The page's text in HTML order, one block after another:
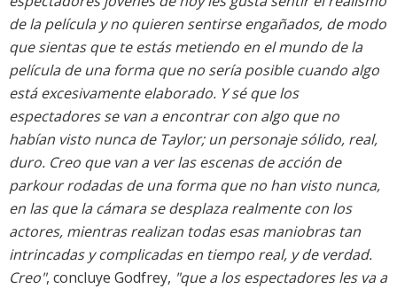
de la película y no quieren sentirse engañados, de modo
que sientas que te estás metiendo en el mundo de la
película de una forma que no sería posible cuando algo
está excesivamente elaborado. Y sé que los
espectadores se van a encontrar con algo que no
habían visto nunca de Taylor; un personaje sólido, real,
duro. Creo que van a ver las escenas de acción de
parkour rodadas de una forma que no han visto nunca,
en las que la cámara se desplaza realmente con los
actores, mientras realizan todas esas maniobras tan
intrincadas y complicadas en tiempo real, y de verdad.
Creo", concluye Godfrey, "que a los espectadores les va a